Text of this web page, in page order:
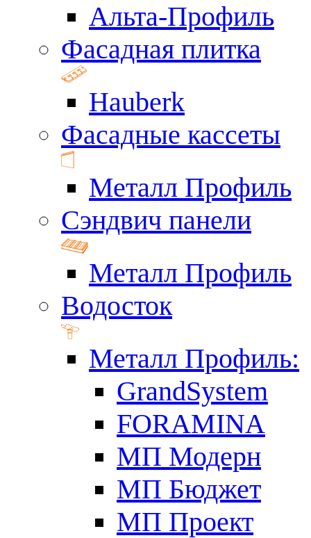
Альта-Профиль
Фасадная плитка
Hauberk
Фасадные кассеты
Металл Профиль
Сэндвич панели
Металл Профиль
Водосток
Металл Профиль:
GrandSystem
FORAMINA
МП Модерн
МП Бюджет
МП Проект